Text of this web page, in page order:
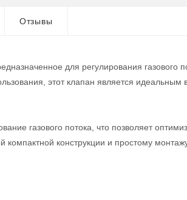
Отзывы
для регулирования газового
этот клапан является
газового потока, что позволяет
конструкции и простому